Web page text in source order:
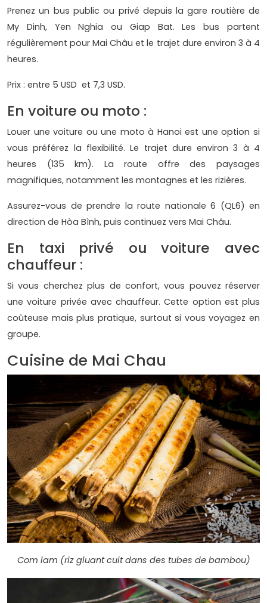
Prenez un bus public ou privé depuis la gare routière de
My Dinh, Yen Nghia ou Giap Bat. Les bus partent
régulièrement pour Mai Châu et le trajet dure environ 3 à 4
heures.
Prix : entre 5 USD et 7,3 USD.
En voiture ou moto :
Louer une voiture ou une moto à Hanoi est une option si
vous préférez la flexibilité. Le trajet dure environ 3 à 4
heures (135 km). La route offre des paysages
magnifiques, notamment les montagnes et les rizières.
Assurez-vous de prendre la route nationale 6 (QL6) en
direction de Hòa Bình, puis continuez vers Mai Châu.
En taxi privé ou voiture avec
chauffeur :
Si vous cherchez plus de confort, vous pouvez réserver
une voiture privée avec chauffeur. Cette option est plus
coûteuse mais plus pratique, surtout si vous voyagez en
groupe.
Cuisine de Mai Chau
Com lam (riz gluant cuit dans des tubes de bambou)